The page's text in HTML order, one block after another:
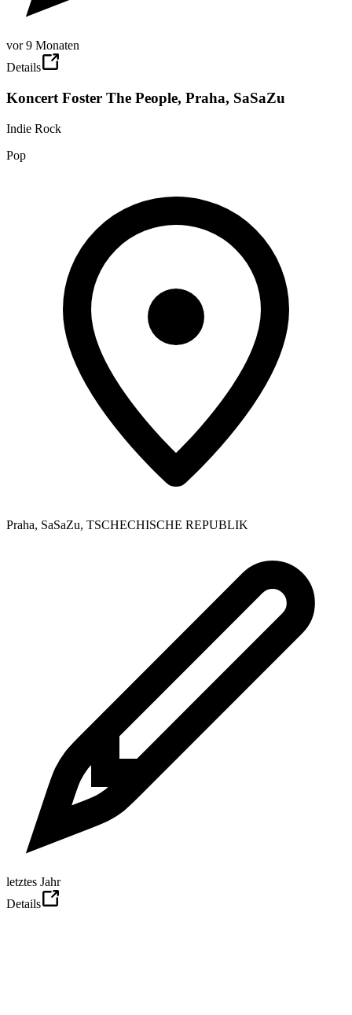
vor 9 Monaten
Details
Koncert Foster The People, Praha, SaSaZu
Indie Rock
Pop
Praha, SaSaZu, TSCHECHISCHE REPUBLIK
letztes Jahr
Details